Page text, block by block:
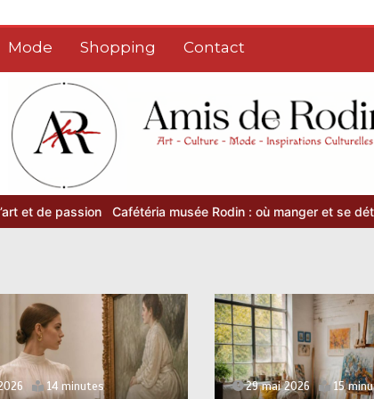
Mode Shopping Contact
Cafétéria musée Rodin : où manger et se détendre après
14 minutes 29 mai 2026 15